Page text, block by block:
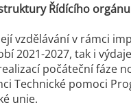
Řídícího
vzdělávání v rámci
2021-2027, tak i
počáteční fáze
Technické pomoci
unie.